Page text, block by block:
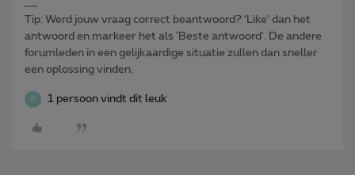
Tip: Werd jouw vraag correct beantwoord? ‘Like’ dan het
antwoord en markeer het als 'Beste antwoord'. De andere
forumleden in een gelijkaardige situatie zullen dan sneller
een oplossing vinden.
W 1 persoon vindt dit leuk